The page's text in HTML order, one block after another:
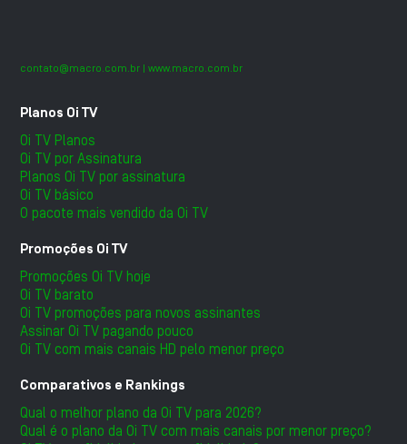
contato@macro.com.br | www.macro.com.br
Planos Oi TV
Oi TV Planos
Oi TV por Assinatura
Planos Oi TV por assinatura
Oi TV básico
O pacote mais vendido da Oi TV
Promoções Oi TV
Promoções Oi TV hoje
Oi TV barato
Oi TV promoções para novos assinantes
Assinar Oi TV pagando pouco
Oi TV com mais canais HD pelo menor preço
Comparativos e Rankings
Qual o melhor plano da Oi TV para 2026?
Qual é o plano da Oi TV com mais canais por menor preço?